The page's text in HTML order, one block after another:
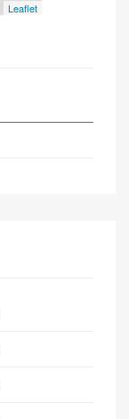
Leaflet